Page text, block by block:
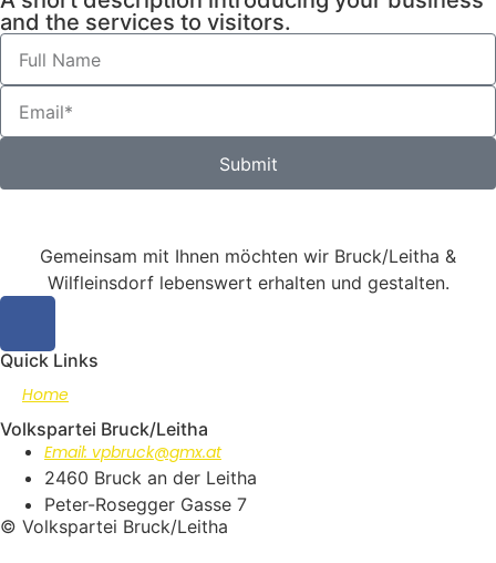
and the services to visitors.
Submit
Gemeinsam mit Ihnen möchten wir Bruck/Leitha &
Wilfleinsdorf lebenswert erhalten und gestalten.
Quick Links
Home
Volkspartei Bruck/Leitha
Email: vpbruck@gmx.at
2460 Bruck an der Leitha
Peter-Rosegger Gasse 7
© Volkspartei Bruck/Leitha